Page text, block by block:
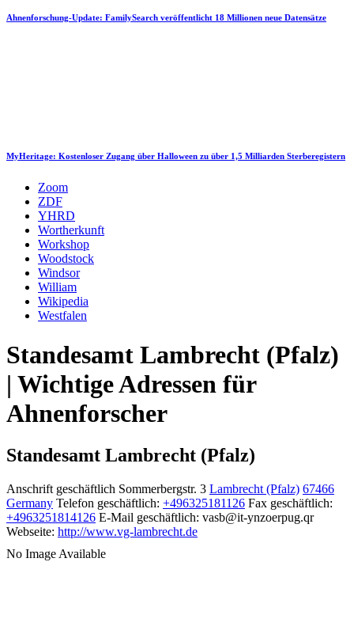
Ahnenforschung-Update: FamilySearch veröffentlicht 18 Millionen neue Datensätze
MyHeritage: Kostenloser Zugang über Halloween zu über 1,5 Milliarden Sterberegistern
Zoom
ZDF
YHRD
Wortherkunft
Workshop
Woodstock
Windsor
William
Wikipedia
Westfalen
Standesamt Lambrecht (Pfalz)
| Wichtige Adressen für
Ahnenforscher
Standesamt Lambrecht (Pfalz)
Anschrift geschäftlich Sommerbergstr. 3 Lambrecht (Pfalz) 67466
Germany Telefon geschäftlich: +496325181126 Fax geschäftlich:
+4963251814126 E-Mail geschäftlich: vasb@it-ynzoerpug.qr
Webseite: http://www.vg-lambrecht.de
No Image Available